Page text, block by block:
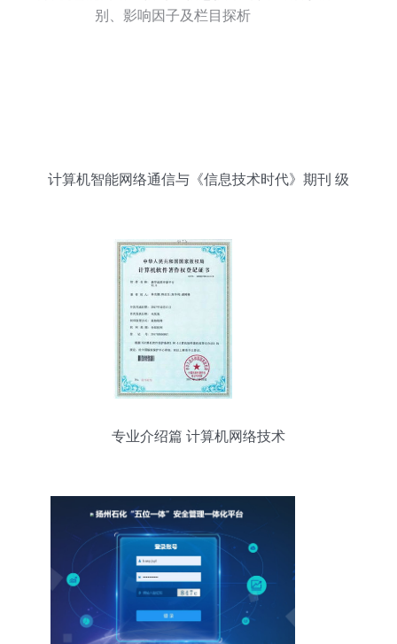
计算机智能网络通信与《信息技术时代》期刊 级
专业介绍篇 计算机网络技术